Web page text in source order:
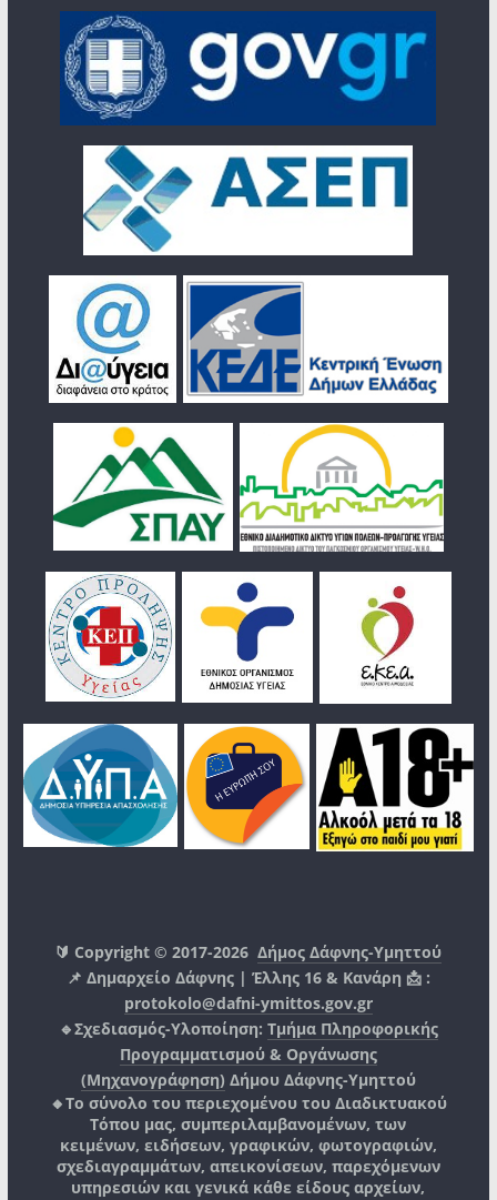
🔰 Copyright © 2017-2026Δήμος Δάφνης-Υμηττού
📌 Δημαρχείο Δάφνης | Έλλης 16 & Κανάρη 📩 :
protokolo@dafni-ymittos.gov.gr
🔹Σχεδιασμός-Υλοποίηση: Τμήμα Πληροφορικής
Προγραμματισμού & Οργάνωσης
(Μηχανογράφηση) Δήμου Δάφνης-Υμηττού
🔸Το σύνολο του περιεχομένου του Διαδικτυακού
Τόπου μας, συμπεριλαμβανομένων, των
κειμένων, ειδήσεων, γραφικών, φωτογραφιών,
σχεδιαγραμμάτων, απεικονίσεων, παρεχόμενων
υπηρεσιών και γενικά κάθε είδους αρχείων,